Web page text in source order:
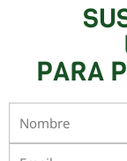
PARA